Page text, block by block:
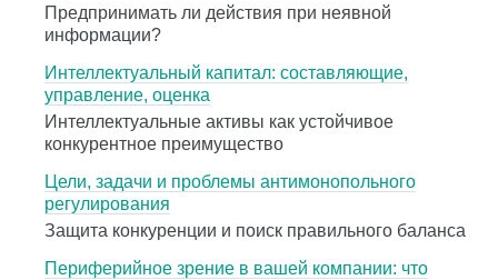
Предпринимать ли действия при неявной
информации?
Интеллектуальный капитал: составляющие,
управление, оценка
Интеллектуальные активы как устойчивое
конкурентное преимущество
Цели, задачи и проблемы антимонопольного
регулирования
Защита конкуренции и поиск правильного баланса
Периферийное зрение в вашей компании: что